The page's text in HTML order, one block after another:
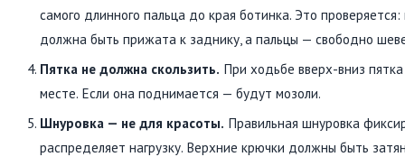
самого длинного пальца до края ботинка. Это
должна быть прижата к заднику, а пальцы — свободно
Пятка не должна скользить. При ходьбе вверх-вниз
месте. Если она поднимается — будут мозоли.
Шнуровка — не для красоты. Правильная шнуровка
распределяет нагрузку. Верхние крючки должны быть